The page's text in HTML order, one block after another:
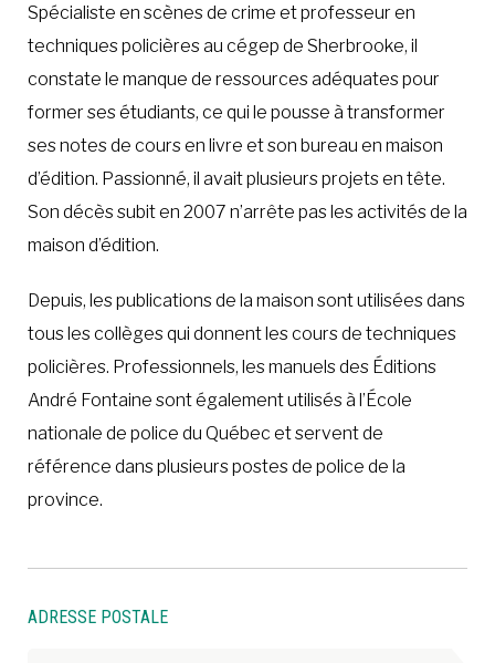
Spécialiste en scènes de crime et professeur en
techniques policières au cégep de Sherbrooke, il
constate le manque de ressources adéquates pour
former ses étudiants, ce qui le pousse à transformer
ses notes de cours en livre et son bureau en maison
d’édition. Passionné, il avait plusieurs projets en tête.
Son décès subit en 2007 n’arrête pas les activités de la
maison d’édition.
Depuis, les publications de la maison sont utilisées dans
tous les collèges qui donnent les cours de techniques
policières. Professionnels, les manuels des Éditions
André Fontaine sont également utilisés à l’École
nationale de police du Québec et servent de
référence dans plusieurs postes de police de la
province.
ADRESSE POSTALE